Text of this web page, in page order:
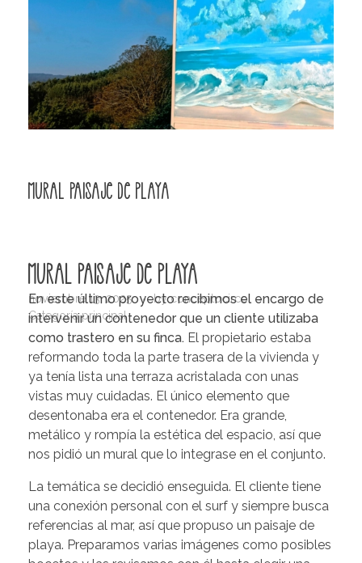
Mural Paisaje de Playa
noviembre 13, 2025 by conceptocirco
Categoría principal
Mural paisaje de Playa
En este último proyecto recibimos el encargo de
intervenir un contenedor que un cliente utilizaba
como trastero en su finca. El propietario estaba
reformando toda la parte trasera de la vivienda y
ya tenía lista una terraza acristalada con unas
vistas muy cuidadas. El único elemento que
desentonaba era el contenedor. Era grande,
metálico y rompía la estética del espacio, así que
nos pidió un mural que lo integrase en el conjunto.
La temática se decidió enseguida. El cliente tiene
una conexión personal con el surf y siempre busca
referencias al mar, así que propuso un paisaje de
playa. Preparamos varias imágenes como posibles